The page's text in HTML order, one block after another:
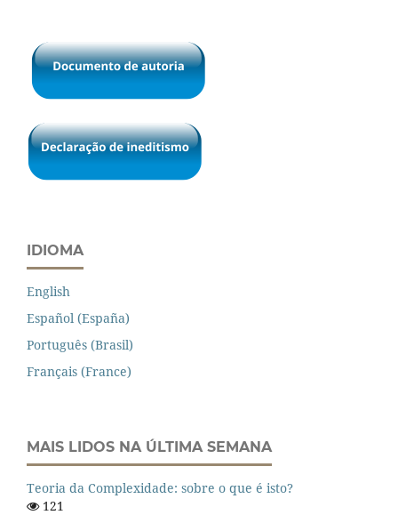
IDIOMA
English
Español (España)
Português (Brasil)
Français (France)
MAIS LIDOS NA ÚLTIMA SEMANA
Teoria da Complexidade: sobre o que é isto?
121